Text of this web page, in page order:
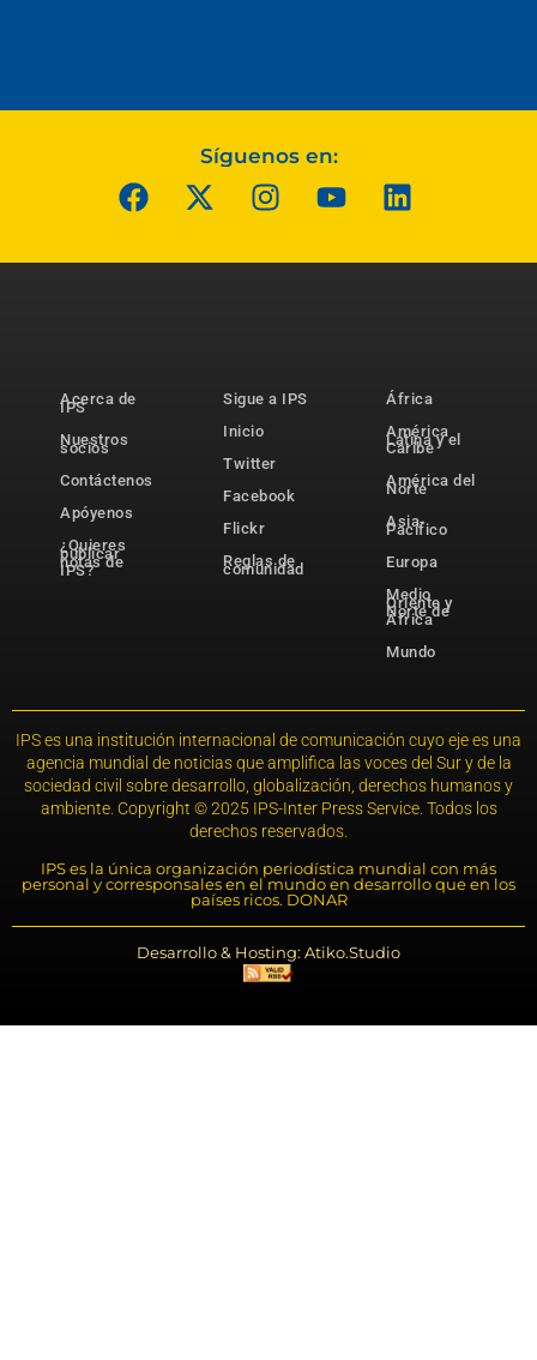
Síguenos en:
Acerca de
IPS
Nuestros
socios
Contáctenos
Apóyenos
¿Quieres
publicar
notas de
IPS?
Sigue a IPS
Inicio
Twitter
Facebook
Flickr
Reglas de
comunidad
África
América
Latina y el
Caribe
América del
Norte
Asia-
Pacífico
Europa
Medio
Oriente y
Norte de
África
Mundo
IPS es una institución internacional de comunicación cuyo eje es una
agencia mundial de noticias que amplifica las voces del Sur y de la
sociedad civil sobre desarrollo, globalización, derechos humanos y
ambiente. Copyright © 2025 IPS-Inter Press Service. Todos los
derechos reservados.
IPS es la única organización periodística mundial con más
personal y corresponsales en el mundo en desarrollo que en los
países ricos. DONAR
Desarrollo & Hosting: Atiko.Studio